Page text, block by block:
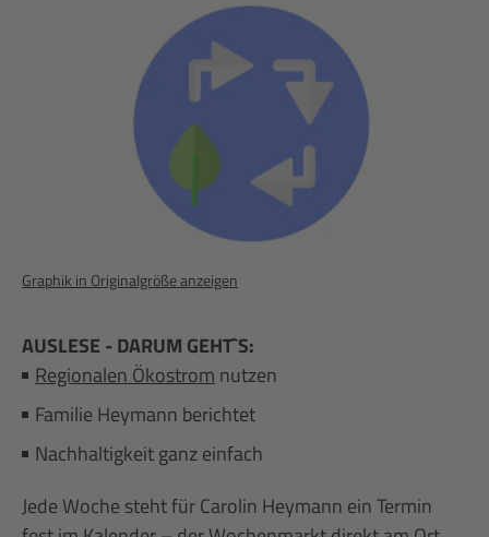
Graphik in Originalgröße anzeigen
AUSLESE - DARUM GEHT`S:
Regionalen Ökostrom nutzen
Familie Heymann berichtet
Nachhaltigkeit ganz einfach
Jede Woche steht für Carolin Heymann ein Termin